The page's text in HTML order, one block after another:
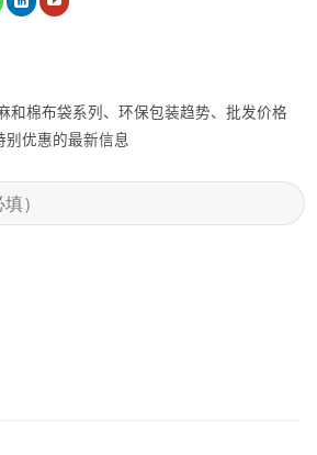
和棉布袋系列、环保包装趋势、批发价格
优惠的最新信息